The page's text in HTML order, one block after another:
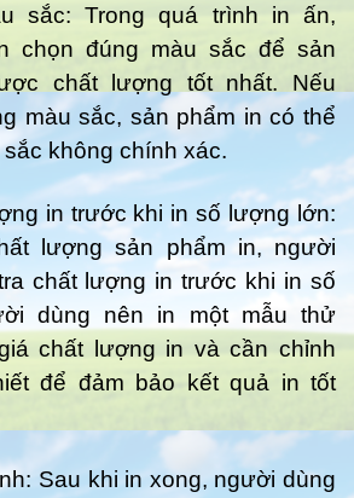
sắc: Trong quá trình in ấn,
chọn đúng màu sắc để sản
chất lượng tốt nhất. Nếu
màu sắc, sản phẩm in có thể
không chính xác.
in trước khi in số lượng lớn:
lượng sản phẩm in, người
chất lượng in trước khi in số
dùng nên in một mẫu thử
chất lượng in và cần chỉnh
để đảm bảo kết quả in tốt
Sau khi in xong, người dùng